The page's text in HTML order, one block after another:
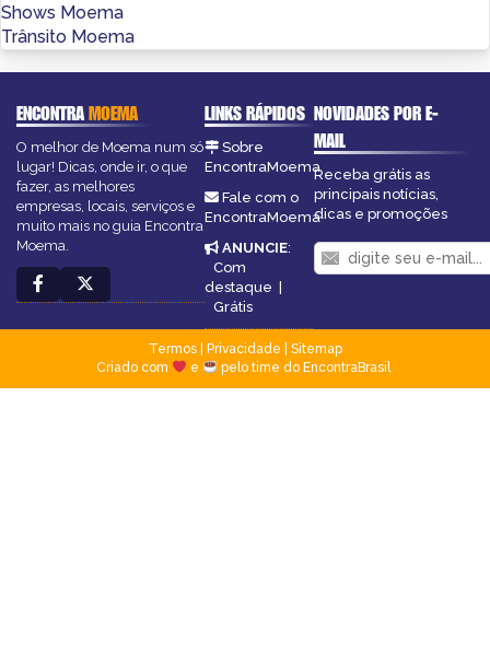
Shows Moema
Trânsito Moema
ENCONTRAMOEMA
O melhor de Moema num só
lugar! Dicas, onde ir, o que
fazer, as melhores
empresas, locais, serviços e
muito mais no guia Encontra
Moema.
LINKS RÁPIDOS
Sobre
EncontraMoema
Fale com o
EncontraMoema
ANUNCIE:
Com
destaque
Grátis
NOVIDADES POR E-
MAIL
Receba grátis as
principais notícias,
dicas e promoções
Termos| Privacidade
Sitemap
Criado com
e pelo time do EncontraBrasil